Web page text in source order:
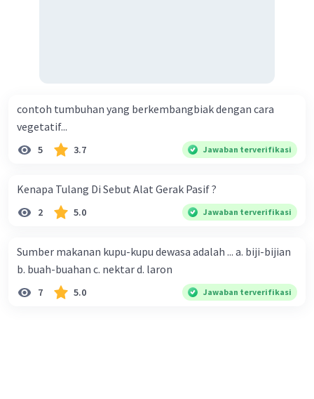
contoh tumbuhan yang berkembangbiak dengan cara
vegetatif...
5 3.7 Jawaban terverifikasi
Kenapa Tulang Di Sebut Alat Gerak Pasif ?
2 5.0 Jawaban terverifikasi
Sumber makanan kupu-kupu dewasa adalah ... a. biji-bijian
b. buah-buahan c. nektar d. laron
7 5.0 Jawaban terverifikasi